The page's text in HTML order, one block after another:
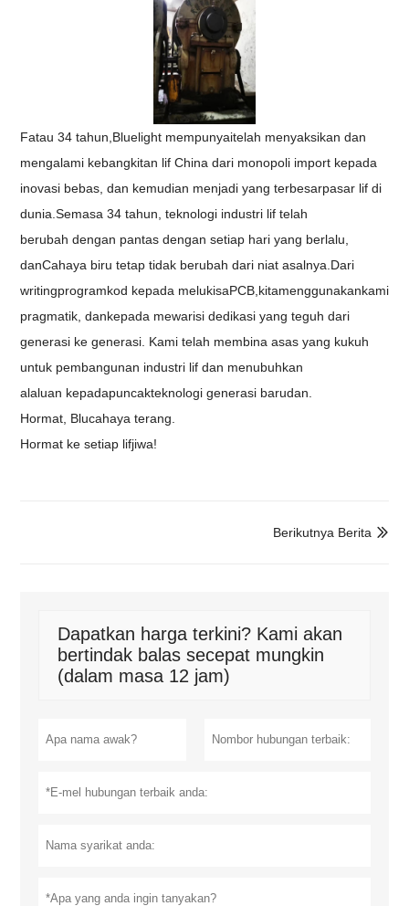
Fatau 34 tahun Bluelight mempunyaitelah menyaksikan dan
mengalami kebangkitan lif China dari monopoli import kepada
inovasi bebas, dan kemudian menjadi yang terbesarpasar lif di
dunia.Semasa 34 tahun, teknologi industri lif telah
berubah dengan pantas dengan setiap hari yang berlalu,
danCahaya biru tetap tidak berubah dari niat asalnya. Dari
writingprogramkod kepada melukisaPCB, kitamenggunakankami
pragmatik, dankepada mewarisi dedikasi yang teguh dari
generasi ke generasi . Kami telah membina asas yang kukuh
untuk pembangunan industri lif dan menubuhkan
alaluan kepadapuncakteknologi generasi barudan
Hormat , Blucahaya terang.
Hormat ke setiap lifjiwa!

Berikutnya Berita
Dapatkan harga terkini? Kami akan
bertindak balas secepat mungkin
(dalam masa 12 jam)